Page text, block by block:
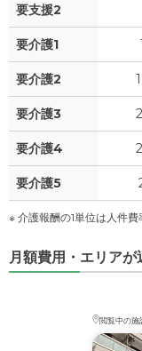
要支援2
要介護1
要介護2
要介護3
要介護4
要介護5
※ 介護報酬の1単位は人件費
月額費用・エリア
閲覧中の施